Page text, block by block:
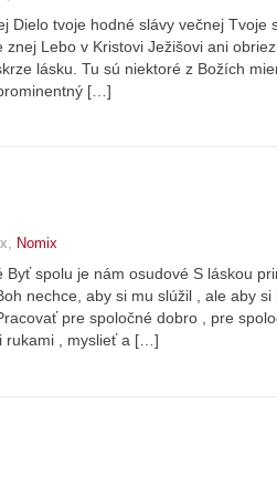
Dielo tvoje hodné slávy večnej Tvoje
znej Lebo v Kristovi Ježišovi ani
lásku. Tu sú niektoré z Božích
[…]
Nomix
spolu je nám osudové S láskou
nechce, aby si mu slúžil , ale aby
pre spoločné dobro , pre
rukami , myslieť a […]